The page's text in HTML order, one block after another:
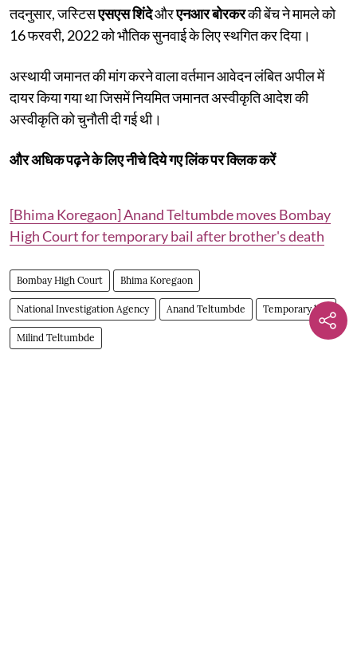
तदनुसार, जस्टिसएसएस शिंदेऔरएनआर बोरकरकी बेंच ने मामले को
16 फरवरी, 2022 को भौतिक सुनवाई के लिए स्थगित कर दिया।
अस्थायी जमानत की मांग करने वाला वर्तमान आवेदन लंबित अपील में
दायर किया गया था जिसमें नियमित जमानत अस्वीकृति आदेश की
अस्वीकृति को चुनौती दी गई थी।
और अधिक पढ़ने के लिए नीचे दिये गए लिंक पर क्लिक करें
[Bhima Koregaon] Anand Teltumbde moves Bombay
High Court for temporary bail after brother's death
Bombay High Court Bhima Koregaon
National Investigation Agency Anand Teltumbde Temporary bail
Milind Teltumbde